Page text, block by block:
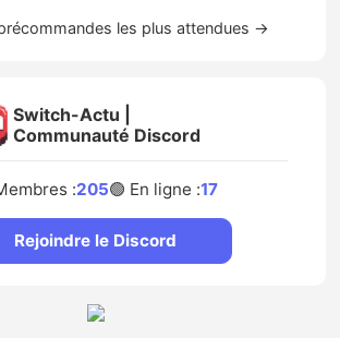
les plus attendues →
Switch-Actu |
Communauté Discord
:205🟢 En ligne :17
Rejoindre le Discord